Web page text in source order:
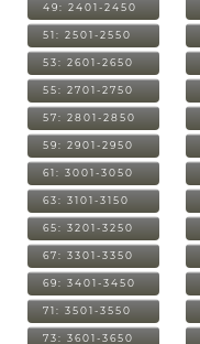
49: 2401-2450
51: 2501-2550
53: 2601-2650
55: 2701-2750
57: 2801-2850
59: 2901-2950
61: 3001-3050
63: 3101-3150
65: 3201-3250
67: 3301-3350
69: 3401-3450
71: 3501-3550
73: 3601-3650